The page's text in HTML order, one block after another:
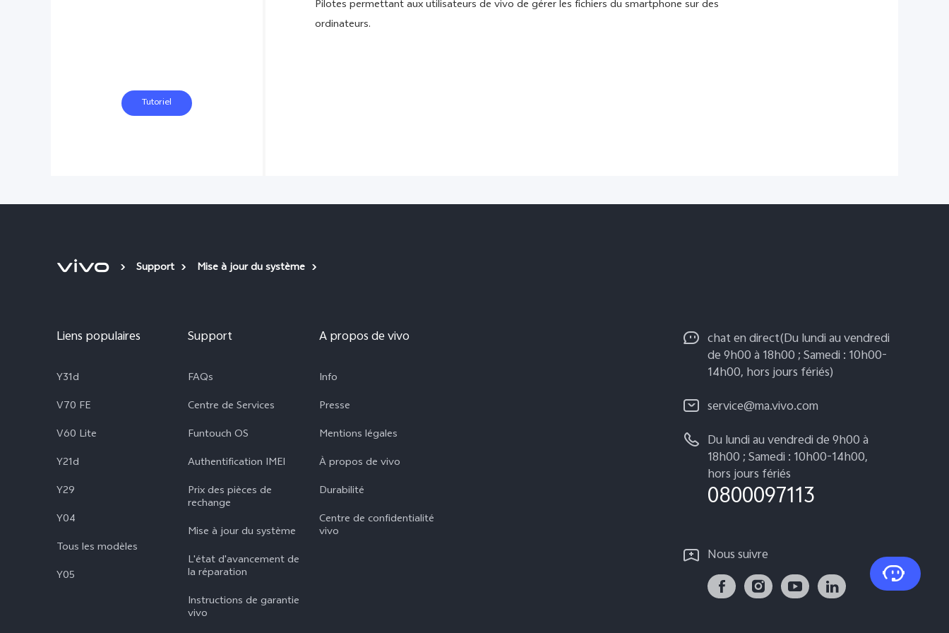
Tutoriel
Pilotes permettant aux utilisateurs de vivo de gérer les fichiers du smartphone sur des
ordinateurs.
Support Mise à jour du système
Liens populaires
Y31d
V70 FE
V60 Lite
Y21d
Y29
Y04
Tous les modèles
Y05
Support
FAQs
Centre de Services
Funtouch OS
Authentification IMEI
Prix des pièces de
rechange
Mise à jour du système
L'état d'avancement de
la réparation
Instructions de garantie
vivo
A propos de vivo
Info
Presse
Mentions légales
À propos de vivo
Durabilité
Centre de confidentialité
vivo
chat en direct(Du lundi au vendredi
de 9h00 à 18h00 ; Samedi : 10h00-
14h00, hors jours fériés)
service@ma.vivo.com
Du lundi au vendredi de 9h00 à
18h00 ; Samedi : 10h00-14h00,
hors jours fériés
0800097113
Nous suivre